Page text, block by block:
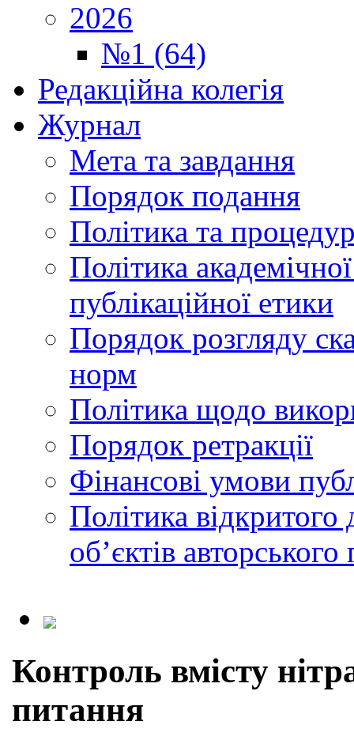
2026
№1 (64)
Редакційна колегія
Журнал
Мета та завдання
Порядок подання
Політика та
Політика
публікаційної етики
Порядок розгляду
норм
Політика щодо
Порядок ретракції
Фінансові умови
Політика
обʼєктів авторського
Контроль вмісту
питання